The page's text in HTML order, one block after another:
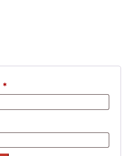
*